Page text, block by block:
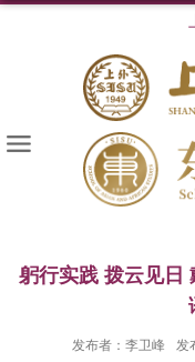
躬行实践 拨云见日
发布者：李卫峰 发